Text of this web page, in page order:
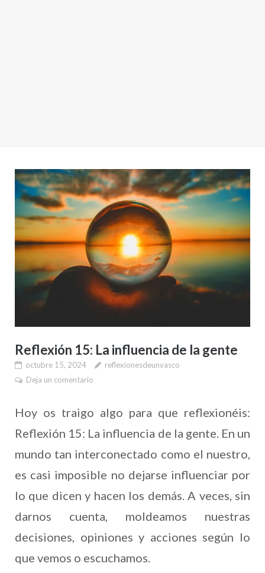
Reflexión 15: La influencia de la gente
octubre 15, 2024
reflexionesdeunvasco
Deja un comentario
Hoy os traigo algo para que reflexionéis:
Reflexión 15: La influencia de la gente. En un
mundo tan interconectado como el nuestro,
es casi imposible no dejarse influenciar por
lo que dicen y hacen los demás. A veces, sin
darnos cuenta, moldeamos nuestras
decisiones, opiniones y acciones según lo
que vemos o escuchamos.